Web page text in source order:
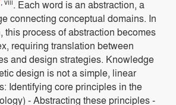
. Each word is an abstraction, a
connecting conceptual domains. In
this process of abstraction becomes
requiring translation between
and design strategies. Knowledge
design is not a simple, linear
Identifying core principles in the
- Abstracting these principles -